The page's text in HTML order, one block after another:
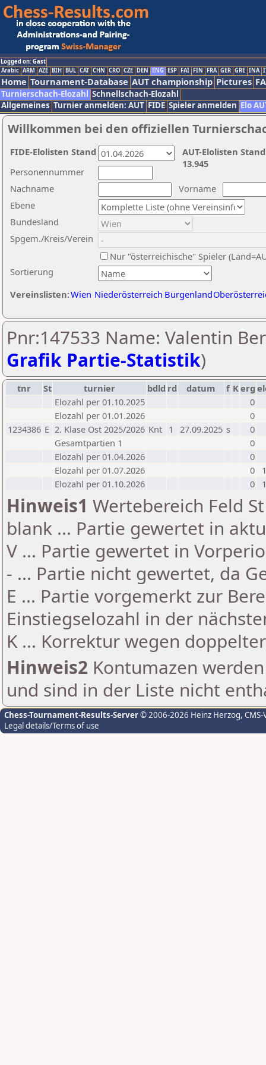
Logged on: Gast
Arabic ARM AZE BIH BUL CAT CHN CRO CZE DEN ENG ESP FAI FIN FRA GER GRE INA
Home Tournament-Database AUT championship Pictures
Turnierschach-Elozahl Schnellschach-Elozahl
Allgemeines Turnier anmelden: AUT FIDE Spieler anmelden Elo
Willkommen bei den offiziellen
Nachname
Vorname
Ebene
Sortierung
Personennummer
Bundesland
Spgem./Kreis/Verein
Nur "österreichische" Spieler
Vereinslisten:Wien Niederösterreich Burgenland
AUT-Elolisten
13.945
FIDE-Elolisten Stand
Pnr:147533 Name: Valentin
Grafik Partie-Statistik)
tnr St turnier bdld rd datum f Kerg
Elozahl per 01.10.2025
0
Elozahl per 01.01.2026
0
1234386 E 2. Klase Ost 2025/2026 Knt 1 27.09.2025 s
0
Gesamtpartien 1
0
Elozahl per 01.04.2026
0
Elozahl per 01.07.2026
0
Elozahl per 01.10.2026
0
Hinweis1 Wertebereich Feld
blank ... Partie gewertet in
V ... Partie gewertet in
- ... Partie nicht gewertet, da
E ... Partie vorgemerkt zur
Einstiegselozahl in der
K ... Korrektur wegen
Hinweis2 Kontumazen
und sind in der Liste nicht
Chess-Tournament-Results-Server© 2006-2026 Heinz Herzog,
Legal details/Terms of use